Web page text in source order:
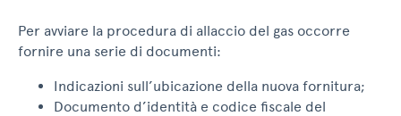
Per avviare la procedura di allaccio del gas occorre
fornire una serie di documenti:
Indicazioni sull’ubicazione della nuova fornitura;
Documento d’identità e codice fiscale del